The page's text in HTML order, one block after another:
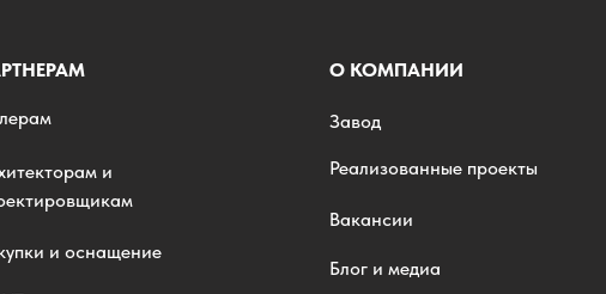
и
и оснащение
О КОМПАНИИ
Завод
Реализованные проекты
Вакансии
Блог и медиа